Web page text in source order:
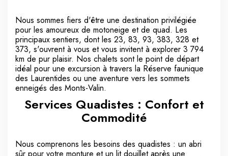
Nous sommes fiers d'être une destination privilégiée
pour les amoureux de motoneige et de quad. Les
principaux sentiers, dont les 23, 83, 93, 383, 328 et
373, s'ouvrent à vous et vous invitent à explorer 3 794
km de pur plaisir. Nos chalets sont le point de départ
idéal pour une excursion à travers la Réserve faunique
des Laurentides ou une aventure vers les sommets
enneigés des Monts-Valin.
Services Quadistes : Confort et
Commodité
Nous comprenons les besoins des quadistes : un abri